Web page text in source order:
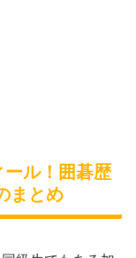
ル！囲碁歴
まとめ